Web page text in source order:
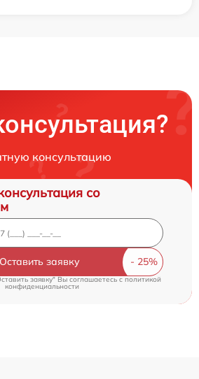
консультацию
со
Оставить заявку
заявку" Вы соглашаетесь c политикой
конфиденциальности